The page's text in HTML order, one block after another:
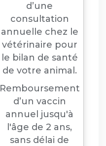
d’une
consultation
annuelle chez le
vétérinaire pour
le bilan de santé
de votre animal.
Remboursement
d’un vaccin
annuel jusqu'à
l'âge de 2 ans,
sans délai de